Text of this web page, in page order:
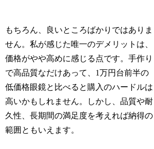
もちろん、良いところばかりではありま
せん。私が感じた唯一のデメリットは、
価格がやや高めに感じる点です。手作り
で高品質なだけあって、1万円台前半の
低価格眼鏡と比べると購入のハードルは
高いかもしれません。しかし、品質や耐
久性、長期間の満足度を考えれば納得の
範囲ともいえます。